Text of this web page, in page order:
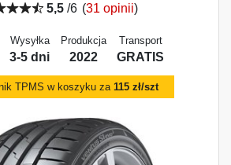
5,5/6 (31 opinii)
Wysyłka
3-5 dni
Produkcja
2022
Transport
GRATIS
TPMS w koszyku za 115 zł/szt